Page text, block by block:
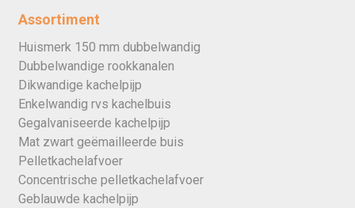
Assortiment
Huismerk 150 mm dubbelwandig
Dubbelwandige rookkanalen
Dikwandige kachelpijp
Enkelwandig rvs kachelbuis
Gegalvaniseerde kachelpijp
Mat zwart geëmailleerde buis
Pelletkachelafvoer
Concentrische pelletkachelafvoer
Geblauwde kachelpijp